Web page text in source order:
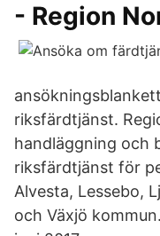
- Region
riksfärdtjänst.
handläggning och
riksfärdtjänst för
Alvesta, Lessebo,
och Växjö